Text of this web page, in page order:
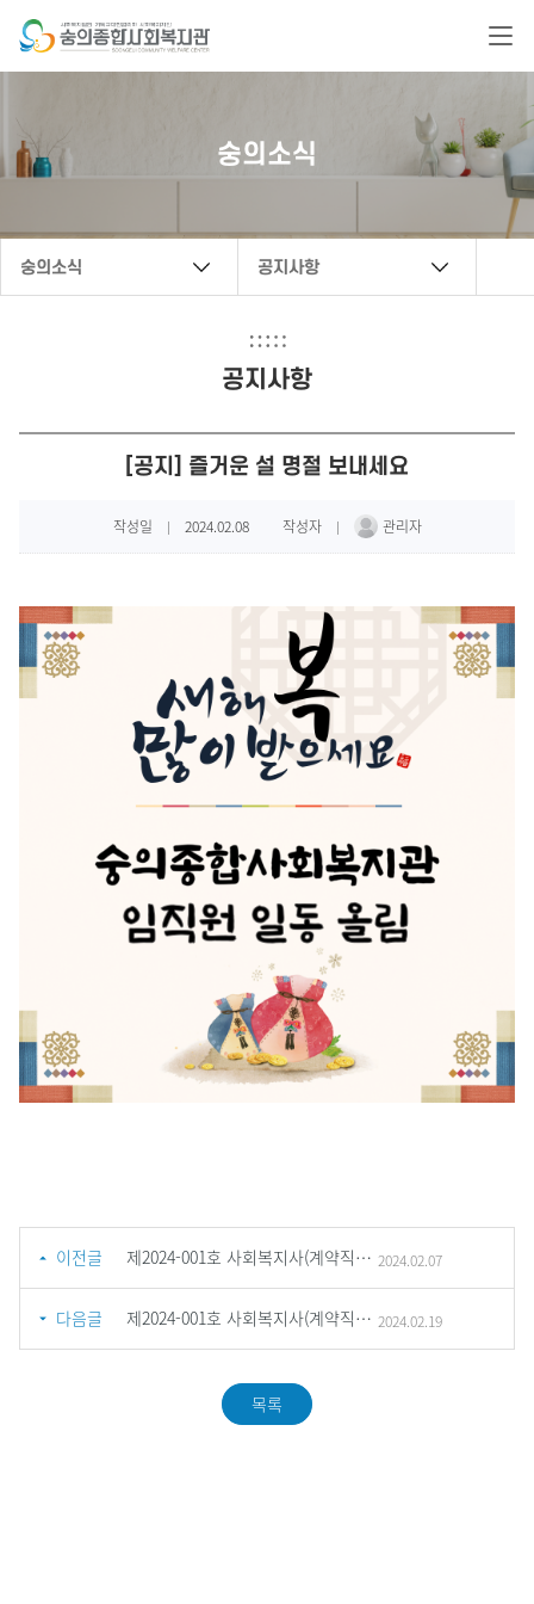
032-888-6222
업 수강안내 후원안내
숭의소식
숭의소식 공지사항
공지사항
[공지] 즐거운 설 명절 보내세요
작성일 | 2024.02.08 작성자 | 관리자
이전글 제2024-001호 사회복지사(계약직_육아휴직 대체인력) 서류전형 합격자 공고 2024.02.07
다음글 제2024-001호 사회복지사(계약직_육아휴직 대체인력) 면접전형(최종) 합격자 공고 2024.02.19
목록